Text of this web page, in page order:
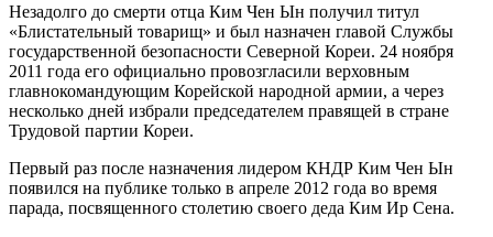
Незадолго до смерти отца Ким Чен Ын получил титул
«Блистательный товарищ» и был назначен главой Службы
государственной безопасности Северной Кореи. 24 ноября
2011 года его официально провозгласили верховным
главнокомандующим Корейской народной армии, а через
несколько дней избрали председателем правящей в стране
Трудовой партии Кореи.
Первый раз после назначения лидером КНДР Ким Чен Ын
появился на публике только в апреле 2012 года во время
парада, посвященного столетию своего деда Ким Ир Сена.